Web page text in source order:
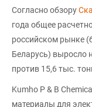
Согласно обзору
года общее
российском рынке
Беларусь) выросло
против 15,6 тыс.
Kumho P & B
материалы для